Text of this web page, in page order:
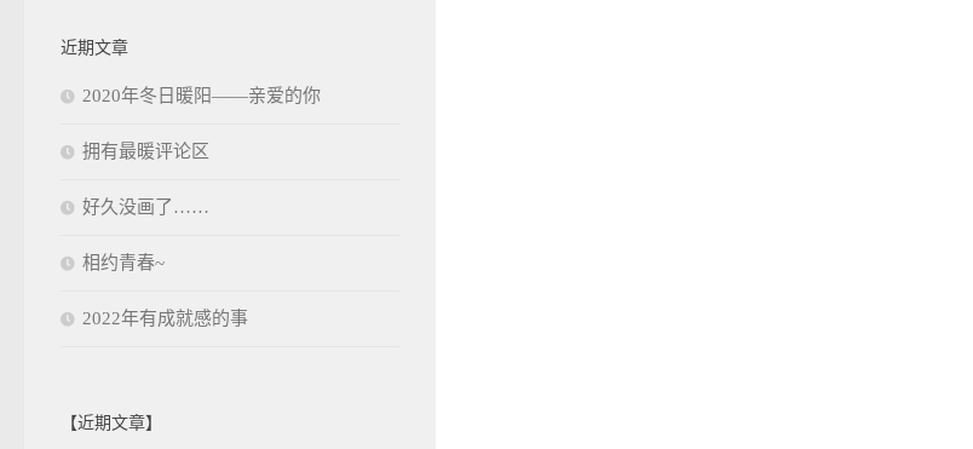
近期文章
2020年冬日暖阳——亲爱的你
拥有最暖评论区
好久没画了……
相约青春~
2022年有成就感的事
【近期文章】